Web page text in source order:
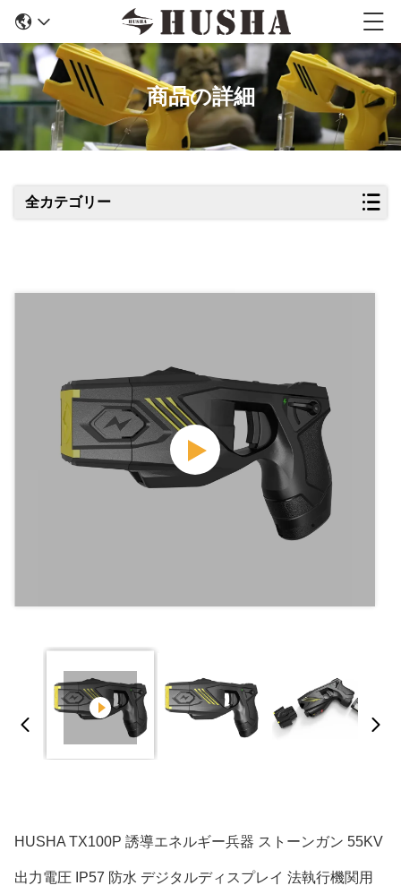
商品の詳細
全カテゴリー
HUSHA TX100P 誘導エネルギー兵器 ストーンガン 55KV
出力電圧 IP57 防水 デジタルディスプレイ 法執行機関用